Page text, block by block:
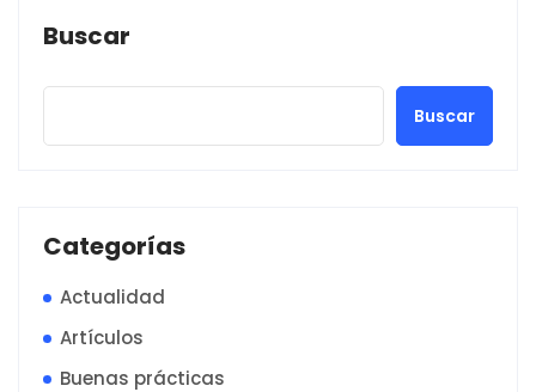
Buscar
Buscar
Categorías
Actualidad
Artículos
Buenas prácticas